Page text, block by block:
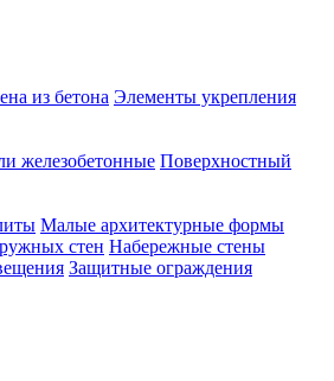
из бетона Элементы укрепления
железобетонные Поверхностный
Малые архитектурные формы
стен Набережные стены
Защитные ограждения